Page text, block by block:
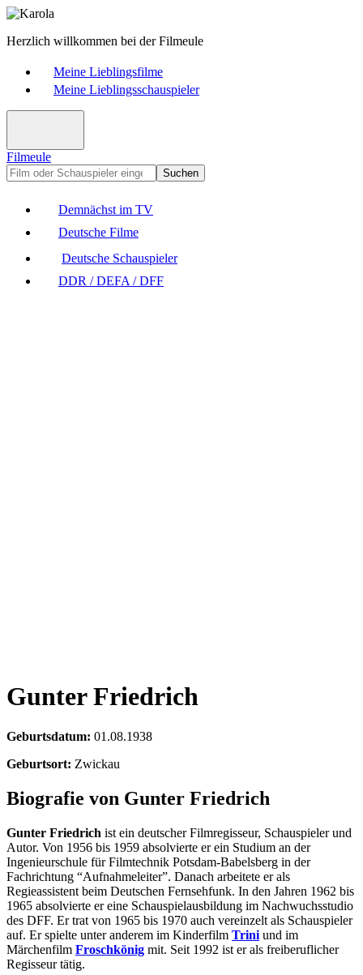
Herzlich willkommen bei der Filmeule
Meine Lieblingsfilme
Meine Lieblingsschauspieler
Filmeule
Suchen
Demnächst im TV
Deutsche Filme
Deutsche Schauspieler
DDR / DEFA / DFF
Gunter Friedrich
Geburtsdatum: 01.08.1938
Geburtsort: Zwickau
Biografie von Gunter Friedrich
Gunter Friedrich ist ein deutscher Filmregisseur, Schauspieler und
Autor. Von 1956 bis 1959 absolvierte er ein Studium an der
Ingenieurschule für Filmtechnik Potsdam-Babelsberg in der
Fachrichtung “Aufnahmeleiter”. Danach arbeitete er als
Regieassistent beim Deutschen Fernsehfunk. In den Jahren 1962 bis
1965 absolvierte er eine Schauspielausbildung im Nachwuchsstudio
des DFF. Er trat von 1965 bis 1970 auch vereinzelt als Schauspieler
auf. Er spielte unter anderem im Kinderfilm Trini und im
Märchenfilm Froschkönig mit. Seit 1992 ist er als freiberuflicher
Regisseur tätig.